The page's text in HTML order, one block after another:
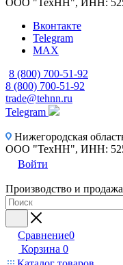
ООО "ТехНН", ИНН:
Вконтакте
Telegram
MAX
8 (800) 700-51-92
8 (800) 700-51-92
trade@tehnn.ru
Telegram
Нижегородская
ООО "ТехНН", ИНН:
Войти
Производство и
Сравнение0
Корзина 0